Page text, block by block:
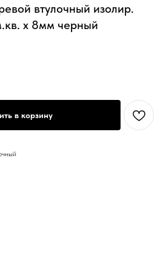
втулочный изолир.
х 8мм черный
в корзину